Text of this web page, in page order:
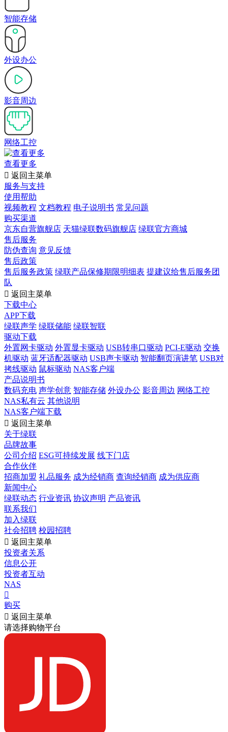
智能存储
外设办公
影音周边
网络工控
查看更多
 返回主菜单
服务与支持
使用帮助
视频教程 文档教程 电子说明书 常见问题
购买渠道
京东自营旗舰店 天猫绿联数码旗舰店 绿联官方商城
售后服务
防伪查询 意见反馈
售后政策
售后服务政策 绿联产品保修期限明细表 提建议给售后服务团
队
 返回主菜单
下载中心
APP下载
绿联声学 绿联储能 绿联智联
驱动下载
外置网卡驱动 外置显卡驱动 USB转串口驱动 PCI-E驱动 交换
机驱动 蓝牙适配器驱动 USB声卡驱动 智能翻页演讲笔 USB对
拷线驱动 鼠标驱动 NAS客户端
产品说明书
数码充电 声学创意 智能存储 外设办公 影音周边 网络工控
NAS私有云 其他说明
NAS客户端下载
 返回主菜单
关于绿联
品牌故事
公司介绍 ESG可持续发展 线下门店
合作伙伴
招商加盟 礼品服务 成为经销商 查询经销商 成为供应商
新闻中心
绿联动态 行业资讯 协议声明 产品资讯
联系我们
加入绿联
社会招聘 校园招聘
 返回主菜单
投资者关系
信息公开
投资者互动
NAS

购买
 返回主菜单
请选择购物平台